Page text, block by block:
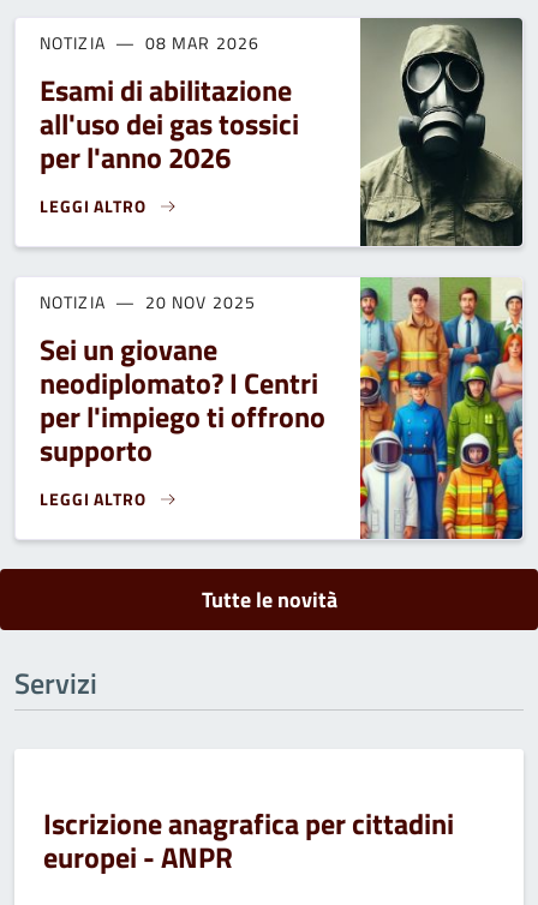
NOTIZIA 08 MAR 2026
Esami di abilitazione
all'uso dei gas tossici
per l'anno 2026
LEGGI ALTRO
ESAMI DI ABILITAZIONE ALL'USO DEI GAS TOSSICI PER
NOTIZIA 20 NOV 2025
Sei un giovane
neodiplomato? I Centri
per l'impiego ti offrono
supporto
LEGGI ALTRO
SEI UN GIOVANE NEODIPLOMATO? I CENTRI PER L'IMPIEGO
Tutte le novità
Servizi
Iscrizione anagrafica per cittadini
europei - ANPR